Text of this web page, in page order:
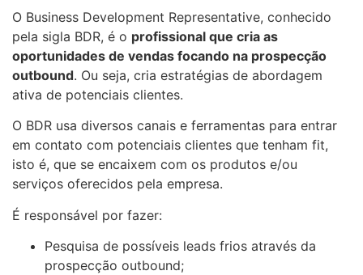
O Business Development Representative, conhecido
pela sigla BDR, é o profissional que cria as
oportunidades de vendas focando na prospecção
outbound. Ou seja, cria estratégias de abordagem
ativa de potenciais clientes.
O BDR usa diversos canais e ferramentas para entrar
em contato com potenciais clientes que tenham fit,
isto é, que se encaixem com os produtos e/ou
serviços oferecidos pela empresa.
É responsável por fazer:
Pesquisa de possíveis leads frios através da
prospecção outbound;